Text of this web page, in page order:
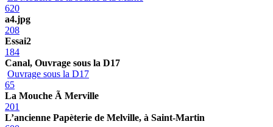
620
a4.jpg
208
Essai2
184
Canal, Ouvrage sous la D17
Ouvrage sous la D17
65
La Mouche Ã Merville
201
L’ancienne Papèterie de Melville, à Saint-Martin